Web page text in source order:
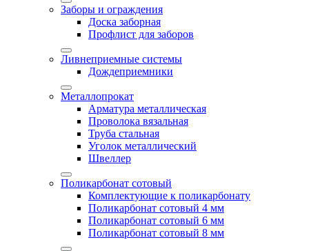
Заборы и ограждения
Доска заборная
Профлист для заборов
Ливнеприемные системы
Дождеприемники
Металлопрокат
Арматура металлическая
Проволока вязальная
Труба стальная
Уголок металлический
Швеллер
Поликарбонат сотовый
Комплектующие к поликарбонату
Поликарбонат сотовый 4 мм
Поликарбонат сотовый 6 мм
Поликарбонат сотовый 8 мм